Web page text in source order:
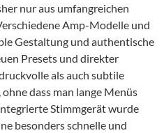
nur aus umfangreichen
Amp-Modelle und
Gestaltung und authentische
Presets und direkter
als auch subtile
dass man lange Menüs
Stimmgerät wurde
besonders schnelle und